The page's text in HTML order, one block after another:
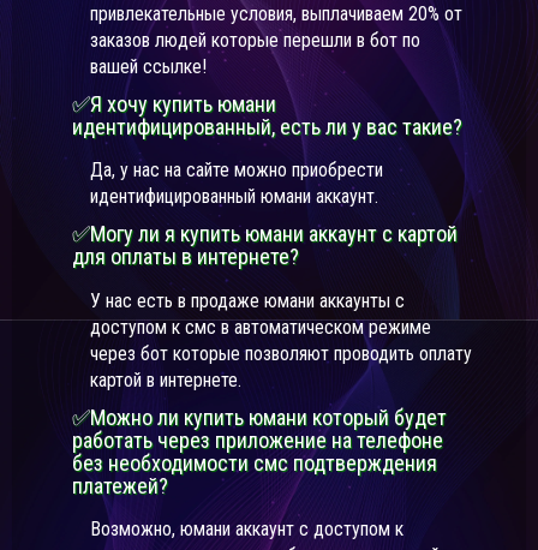
привлекательные условия, выплачиваем 20% от
заказов людей которые перешли в бот по
вашей ссылке!
✅Я хочу купить юмани
идентифицированный, есть ли у вас такие?
Да, у нас на сайте можно приобрести
идентифицированный юмани аккаунт.
✅Могу ли я купить юмани аккаунт с картой
для оплаты в интернете?
У нас есть в продаже юмани аккаунты с
доступом к смс в автоматическом режиме
через бот которые позволяют проводить оплату
картой в интернете.
✅Можно ли купить юмани который будет
работать через приложение на телефоне
без необходимости смс подтверждения
платежей?
Возможно, юмани аккаунт с доступом к